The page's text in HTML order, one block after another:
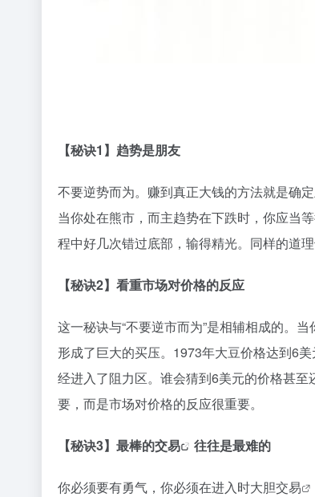
【秘诀1】趋势是朋友
不要逆势而为。赚到真正大钱的方法就是确
当你处在熊市，而主趋势在下跌时，你应当
程中好几次错过底部，输得精光。同样的道
【秘诀2】看重市场对价格的反应
这一秘诀与“不要逆市而为”是相辅相成的。
形成了巨大的买压。1973年大豆价格达到6
经进入了阻力区。谁会猜到6美元的价格甚
要，而是市场对价格的反应很重要。
【秘诀3】最棒的交易 往往是最难的
你必须要有勇气，你必须在进入时大胆交易